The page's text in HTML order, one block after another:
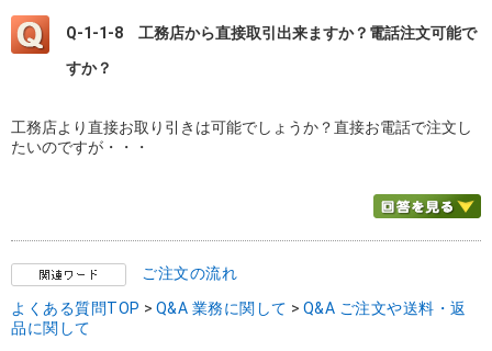
Q-1-1-8 工務店から直接取引出来ますか？電話注文可能で
すか？
工務店より直接お取り引きは可能でしょうか？直接お電話で注文し
たいのですが・・・
ご注文の流れ
よくある質問TOP > Q&A 業務に関して > Q&A ご注文や送料・返
品に関して